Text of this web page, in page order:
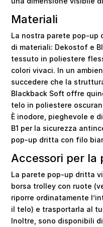
Materiali
La nostra parete pop-up
di materiali: Dekostof e
tessuto in poliestere
colori vivaci. In un
succedere che la
Blackback Soft offre
telo in poliestere
È inodore, pieghevole e
B1 per la sicurezza
pop-up dritta con filo
Accessori per la
La parete pop-up dritta
borsa trolley con ruote
riporre ordinatamente
il telo) e trasportarla al
Inoltre, sono disponibili